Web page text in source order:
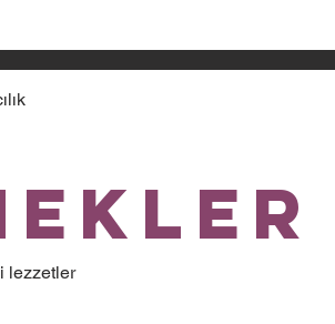
lezzetler